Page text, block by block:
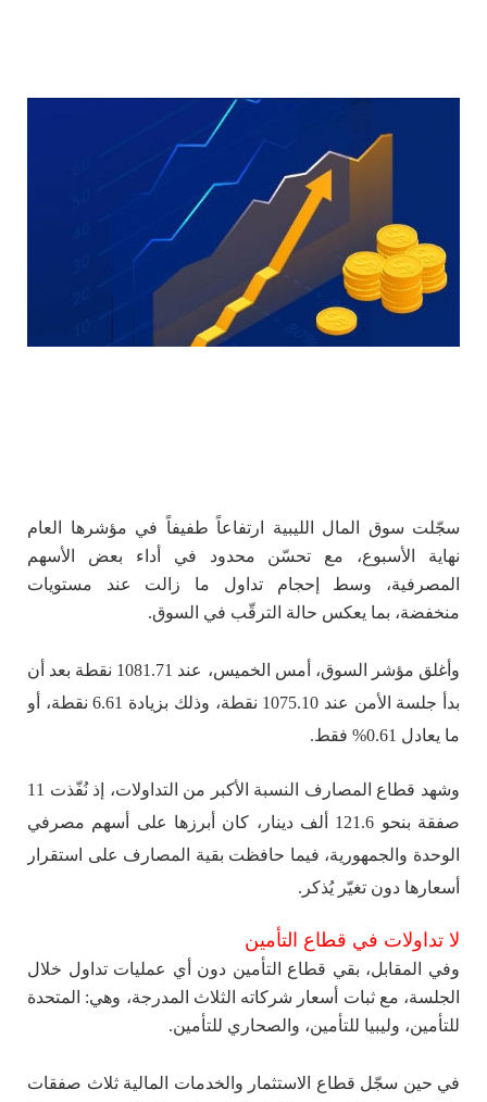
سجّلت سوق المال الليبية ارتفاعاً طفيفاً في مؤشرها العام
نهاية الأسبوع، مع تحسّن محدود في أداء بعض الأسهم
المصرفية، وسط إحجام تداول ما زالت عند مستويات
منخفضة، بما يعكس حالة الترقّب في السوق.
وأغلق مؤشر السوق، أمس الخميس، عند 1081.71 نقطة بعد أن
بدأ جلسة الأمن عند 1075.10 نقطة، وذلك بزيادة 6.61 نقطة، أو
ما يعادل 0.61% فقط.
وشهد قطاع المصارف النسبة الأكبر من التداولات، إذ نُفّذت 11
صفقة بنحو 121.6 ألف دينار، كان أبرزها على أسهم مصرفي
الوحدة والجمهورية، فيما حافظت بقية المصارف على استقرار
أسعارها دون تغيّر يُذكر.
لا تداولات في قطاع التأمين
وفي المقابل، بقي قطاع التأمين دون أي عمليات تداول خلال
الجلسة، مع ثبات أسعار شركاته الثلاث المدرجة، وهي: المتحدة
للتأمين، وليبيا للتأمين، والصحاري للتأمين.
في حين سجّل قطاع الاستثمار والخدمات المالية ثلاث صفقات